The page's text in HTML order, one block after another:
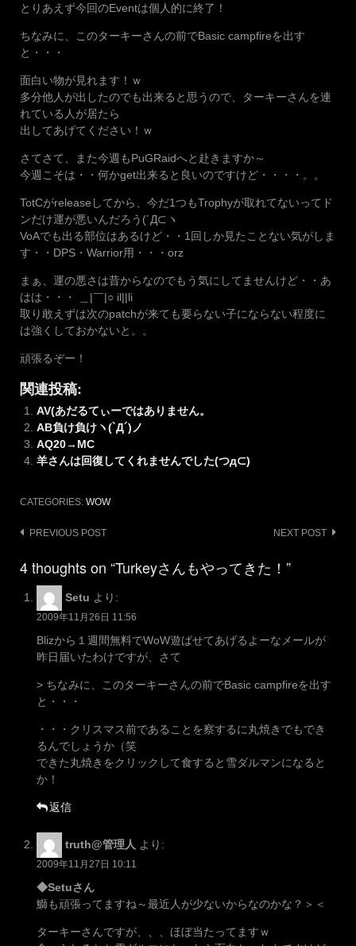
とりあえず今回のEventは個人的に終了！
ちなみに、このターキーさんの前でBasic campfireを出す
と・・・
面白い物が見れます！ｗ
多分他人が出したのでも出来ると思うので、ターキーさんを連
れている人が居たら
出してあげてください！ｗ
さてさて、また今週もPuGRaidへと赴きますか～
今週こそは・・何かget出来ると良いのですけど・・・・。。
TotCがreleaseしてから、今だ1つもTrophyが取れてないってド
ンだけ運が悪いんだろう(´Д⊂ヽ
VoAでも出る部位はあるけど・・1回しか見たことない気がしま
す・・DPS・Warrior用・・・orz
まぁ、運の悪さは昔からなのでもう気にしてませんけど・・あ
はは・・・ ＿|￣|○ il||li
取り敢えずは次のpatchが来ても要らない子にならない程度に
は強くしておかないと。。
頑張るぞー！
関連投稿:
AV(あだるてぃーではありません。
AB負け負けヽ(`Д´)ノ
AQ20→MC
羊さんは回復してくれませんでした(つд⊂)
CATEGORIES: WOW
Post
PREVIOUS POST NEXT POST
4 thoughts on “Turkeyさんもやってきた！”
Setu より:
2009年11月26日 11:56
Blizから１週間無料でWoW遊ばせてあげるよーなメールが
昨日届いたわけですが、さて
> ちなみに、このターキーさんの前でBasic campfireを出す
と・・・
・・・クリスマス前であることを察するに丸焼きでもでき
るんでしょうか（笑
できた丸焼きをクリックして食すると雪ダルマンになると
か！
返信
truth@管理人 より:
2009年11月27日 10:11
◆Setuさん
鰤も頑張ってますね～最近人が少ないからなのかな？＞＜
ターキーさんですが、、、ほぼ当たってますｗ